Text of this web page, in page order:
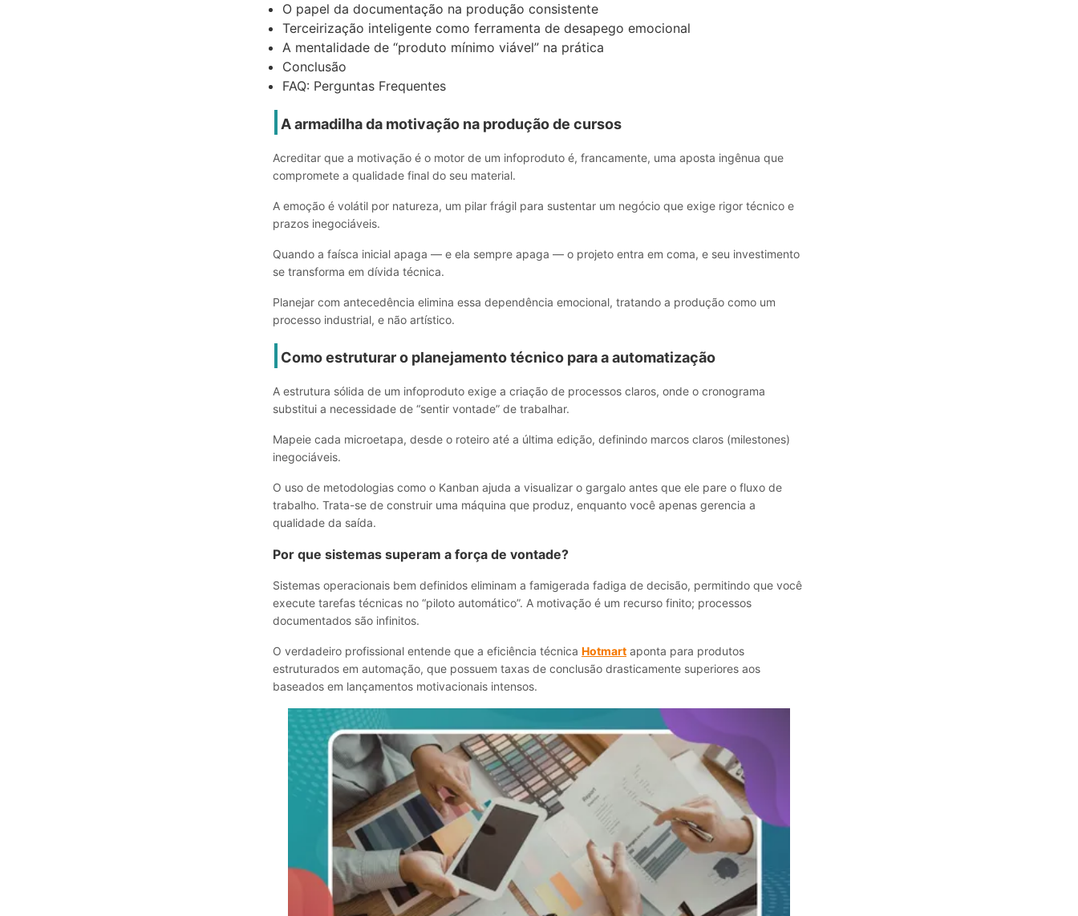
O papel da documentação na produção consistente
Terceirização inteligente como ferramenta de desapego emocional
A mentalidade de “produto mínimo viável” na prática
Conclusão
FAQ: Perguntas Frequentes
A armadilha da motivação na produção de cursos
Acreditar que a motivação é o motor de um infoproduto é, francamente, uma aposta ingênua que
compromete a qualidade final do seu material.
A emoção é volátil por natureza, um pilar frágil para sustentar um negócio que exige rigor técnico e
prazos inegociáveis.
Quando a faísca inicial apaga — e ela sempre apaga — o projeto entra em coma, e seu investimento
se transforma em dívida técnica.
Planejar com antecedência elimina essa dependência emocional, tratando a produção como um
processo industrial, e não artístico.
Como estruturar o planejamento técnico para a automatização
A estrutura sólida de um infoproduto exige a criação de processos claros, onde o cronograma
substitui a necessidade de “sentir vontade” de trabalhar.
Mapeie cada microetapa, desde o roteiro até a última edição, definindo marcos claros (milestones)
inegociáveis.
O uso de metodologias como o Kanban ajuda a visualizar o gargalo antes que ele pare o fluxo de
trabalho. Trata-se de construir uma máquina que produz, enquanto você apenas gerencia a
qualidade da saída.
Por que sistemas superam a força de vontade?
Sistemas operacionais bem definidos eliminam a famigerada fadiga de decisão, permitindo que você
execute tarefas técnicas no “piloto automático”. A motivação é um recurso finito; processos
documentados são infinitos.
O verdadeiro profissional entende que a eficiência técnica Hotmart aponta para produtos
estruturados em automação, que possuem taxas de conclusão drasticamente superiores aos
baseados em lançamentos motivacionais intensos.